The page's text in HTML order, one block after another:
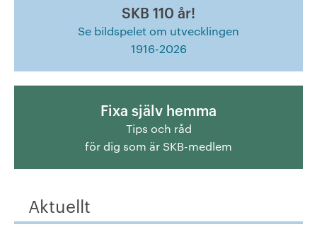
SKB 110 år!
Se bildspelet om utvecklingen
1916-2026
Fixa själv hemma
Tips och råd
för dig som är SKB-medlem
Aktuellt